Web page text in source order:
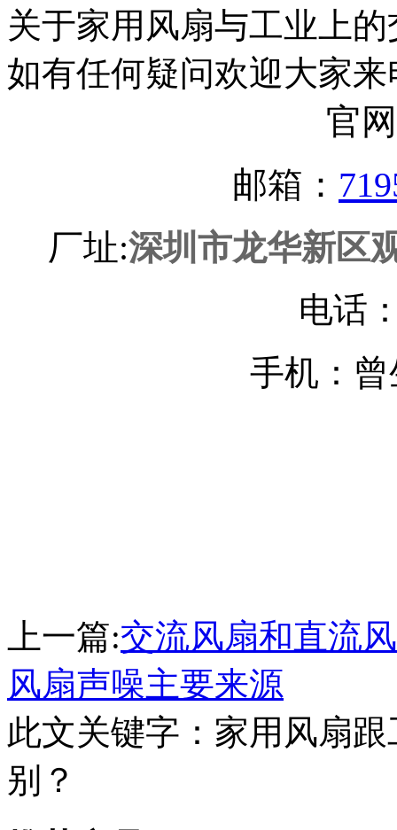
关于家用风扇与工业上
如有任何疑问欢迎大家
官网
邮箱：
厂址:深圳市龙华新区
电话
手机： 曾
上一篇:交流风扇和直流
风扇声噪主要来源
此文关键字： 家用风扇
别？